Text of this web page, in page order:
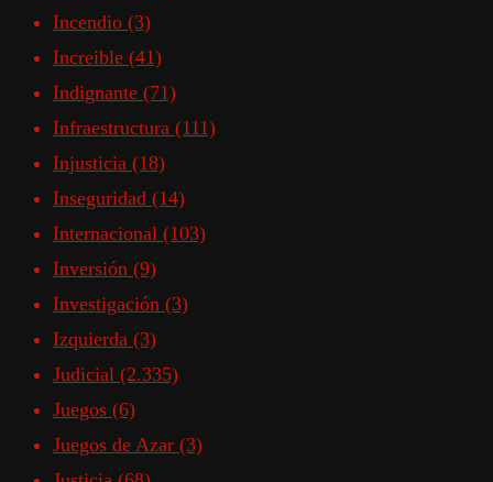
Incendio (3)
Increible (41)
Indignante (71)
Infraestructura (111)
Injusticia (18)
Inseguridad (14)
Internacional (103)
Inversión (9)
Investigación (3)
Izquierda (3)
Judicial (2.335)
Juegos (6)
Juegos de Azar (3)